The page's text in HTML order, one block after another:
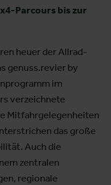
Parcours bis zur
heuer der Allrad-
genuss.revier by
im
verzeichnete
Mitfahrgelegenheiten
das große
Auch die
zentralen
regionale